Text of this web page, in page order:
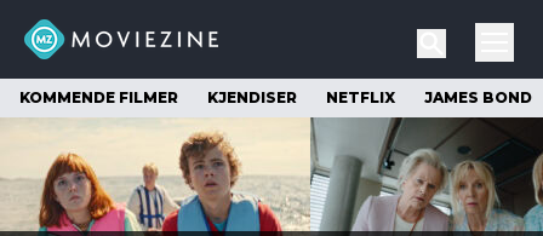
KOMMENDE FILMER KJENDISER NETFLIX JAMES BOND